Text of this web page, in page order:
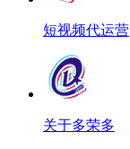
短视频代运营
关于多荣多